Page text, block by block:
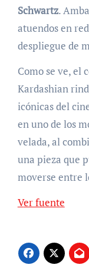
Schwartz.
atuendos en
despliegue de
Como se ve, el
Kardashian
icónicas del
en uno de los
velada, al
una pieza que
moverse entre
Ver fuente